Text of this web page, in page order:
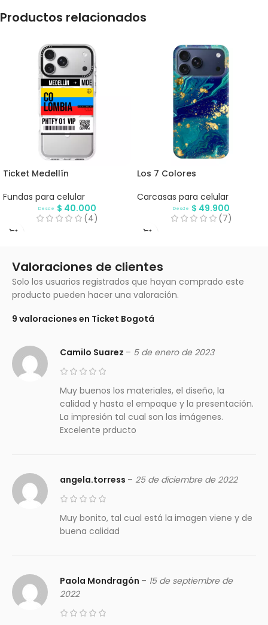
Productos relacionados
Ticket Medellín
Fundas para celular
Desde $ 40.000
(4)
Los 7 Colores
Carcasas para celular
Desde $ 49.900
(7)
Valoraciones de clientes
9 valoraciones en Ticket Bogotá
Camilo Suarez – 5 de enero de 2023
Muy buenos los materiales, el diseño, la
calidad y hasta el empaque y la presentación.
La impresión tal cual son las imágenes.
Excelente prducto
angela.torress – 25 de diciembre de 2022
Muy bonito, tal cual está la imagen viene y de
buena calidad
Paola Mondragón – 15 de septiembre de
2022
Solo los usuarios registrados que hayan comprado este
producto pueden hacer una valoración.